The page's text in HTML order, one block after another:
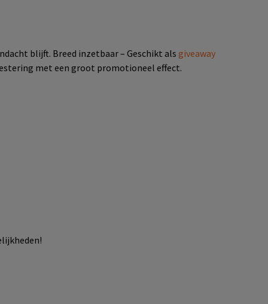
blijft. Breed inzetbaar – Geschikt als giveaway
met een groot promotioneel effect.